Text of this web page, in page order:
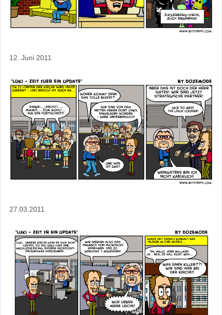
12. Juni 2011
27.03.2011